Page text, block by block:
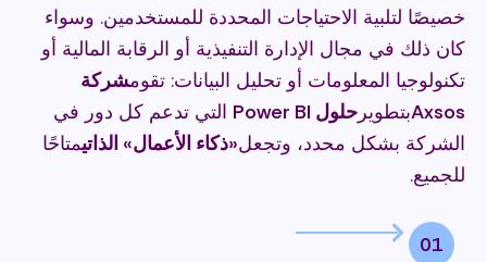
خصيصًا لتلبية الاحتياجات المحددة للمستخدمين. وسواء
كان ذلك في مجال الإدارة التنفيذية أو الرقابة المالية أو
تكنولوجيا المعلومات أو تحليل البيانات: تقومشركة
Axsosبتطوير حلول Power BI
التي تدعم كل دور في
الشركة بشكل محدد، وتجعل«ذكاء الأعمال» الذاتيمتاحًا
للجميع.
01